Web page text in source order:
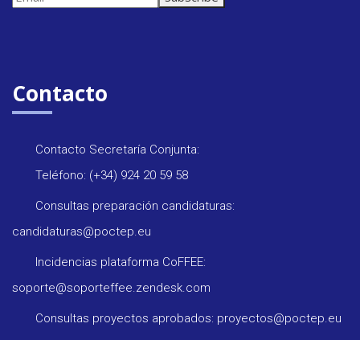
Contacto
Contacto Secretaría Conjunta:
Teléfono: (+34) 924 20 59 58
Consultas preparación candidaturas:
candidaturas@poctep.eu
Incidencias plataforma CoFFEE:
soporte@soporteffee.zendesk.com
Consultas proyectos aprobados: proyectos@poctep.eu